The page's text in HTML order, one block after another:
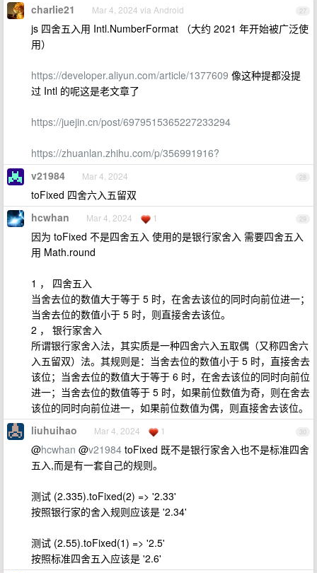
27
charlie21 Mar 4, 2024 via Android
js 四舍五入用 Intl.NumberFormat （大约 2021 年开始被广泛使
用）
https://developer.aliyun.com/article/1377609 像这种提都没提
过 Intl 的呢这是老文章了
https://juejin.cn/post/6979515365227233294
https://zhuanlan.zhihu.com/p/356991916?
28
v21984 Mar 4, 2024
toFixed 四舍六入五留双
29
hcwhan Mar 4, 2024 1
因为 toFixed 不是四舍五入 使用的是银行家舍入 需要四舍五入
用 Math.round
1 ， 四舍五入
当舍去位的数值大于等于 5 时，在舍去该位的同时向前位进一；
当舍去位的数值小于 5 时，则直接舍去该位。
2 ， 银行家舍入
所谓银行家舍入法，其实质是一种四舍六入五取偶（又称四舍六
入五留双）法。其规则是：当舍去位的数值小于 5 时，直接舍去
该位；当舍去位的数值大于等于 6 时，在舍去该位的同时向前位
进一；当舍去位的数值等于 5 时，如果前位数值为奇，则在舍去
该位的同时向前位进一，如果前位数值为偶，则直接舍去该位。
30
liuhuihao Mar 4, 2024 1
@hcwhan @v21984 toFixed 既不是银行家舍入也不是标准四舍
五入,而是有一套自己的规则。
测试 (2.335).toFixed(2) => '2.33'
按照银行家的舍入规则应该是 '2.34'
测试 (2.55).toFixed(1) => '2.5'
按照标准四舍五入应该是 '2.6'